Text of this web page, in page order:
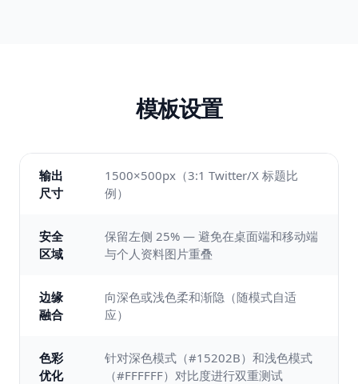
模板设置
输出
尺寸
1500×500px（3:1 Twitter/X 标题比
例）
安全
区域
保留左侧 25% — 避免在桌面端和移动端
与个人资料图片重叠
边缘
融合
向深色或浅色柔和渐隐（随模式自适
应）
色彩
优化
针对深色模式（#15202B）和浅色模式
（#FFFFFF）对比度进行双重测试